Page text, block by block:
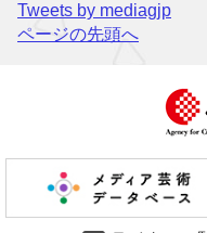
Tweets by mediagjp
ページの先頭へ